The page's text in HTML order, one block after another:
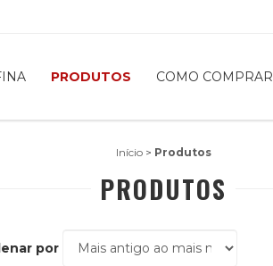
PRODUTOS COMO COMPRAR
Início > Produtos
PRODUTOS
por